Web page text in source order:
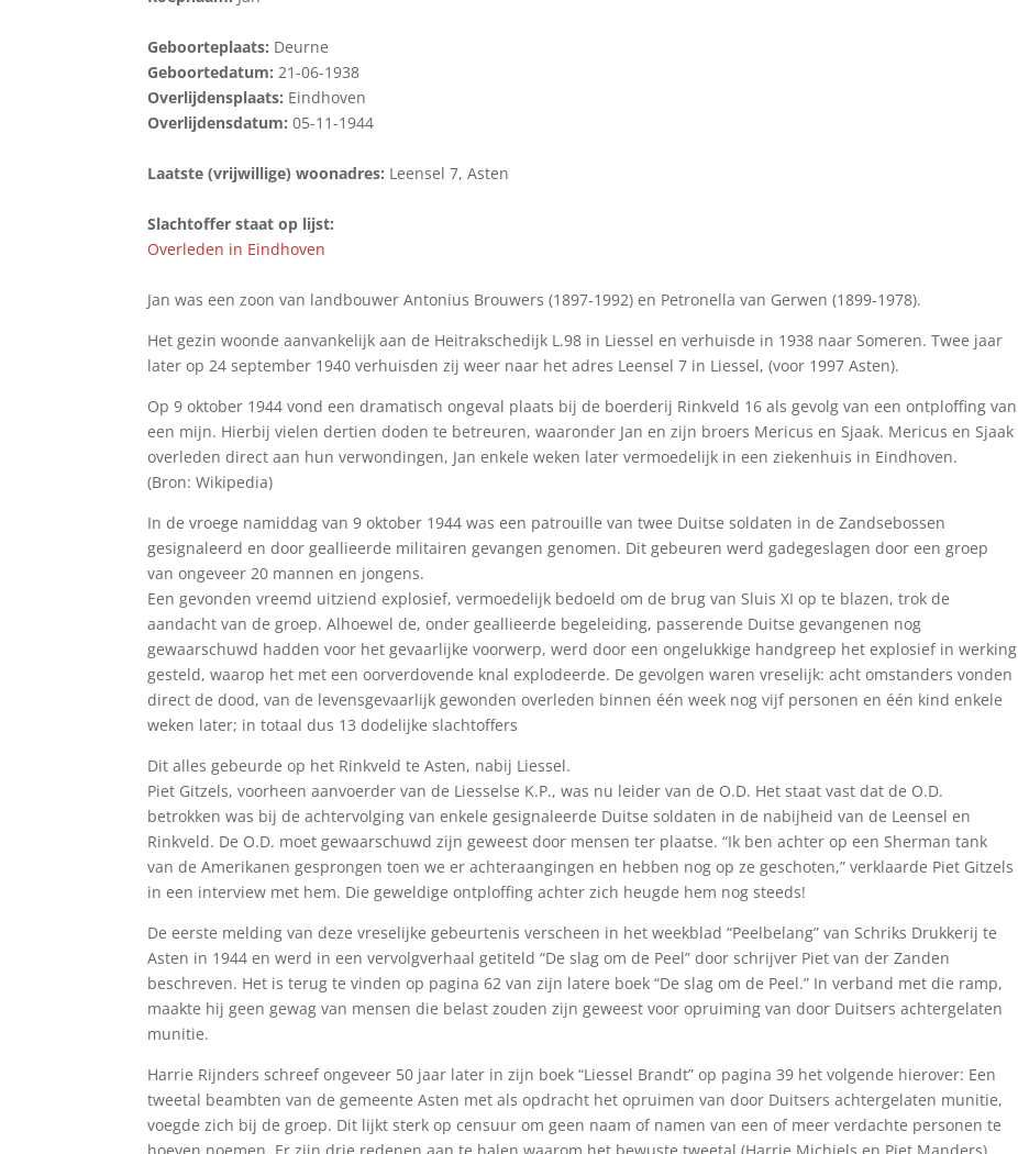
Geboorteplaats: Deurne
Geboortedatum:21-06-1938
Overlijdensplaats: Eindhoven
Overlijdensdatum:05-11-1944
Laatste (vrijwillige) woonadres: Leensel 7, Asten
Slachtoffer staat op lijst:
Overleden in Eindhoven
Jan was een zoon van landbouwer Antonius Brouwers (1897-1992) en Petronella van Gerwen (1899-1978).
Het gezin woonde aanvankelijk aan de Heitrakschedijk L.98 in Liessel en verhuisde in 1938 naar Someren. Twee jaar
later op 24 september 1940 verhuisden zij weer naar het adres Leensel 7 in Liessel, (voor 1997 Asten).
Op 9 oktober 1944 vond een dramatisch ongeval plaats bij de boerderij Rinkveld 16 als gevolg van een ontploffing van
een mijn. Hierbij vielen dertien doden te betreuren, waaronder Jan en zijn broers Mericus en Sjaak. Mericus en Sjaak
overleden direct aan hun verwondingen, Jan enkele weken later vermoedelijk in een ziekenhuis in Eindhoven.
(Bron: Wikipedia)
In de vroege namiddag van 9 oktober 1944 was een patrouille van twee Duitse soldaten in de Zandsebossen
gesignaleerd en door geallieerde militairen gevangen genomen. Dit gebeuren werd gadegeslagen door een groep
van ongeveer 20 mannen en jongens.
Een gevonden vreemd uitziend explosief, vermoedelijk bedoeld om de brug van Sluis XI op te blazen, trok de
aandacht van de groep. Alhoewel de, onder geallieerde begeleiding, passerende Duitse gevangenen nog
gewaarschuwd hadden voor het gevaarlijke voorwerp, werd door een ongelukkige handgreep het explosief in werking
gesteld, waarop het met een oorverdovende knal explodeerde. De gevolgen waren vreselijk: acht omstanders vonden
direct de dood, van de levensgevaarlijk gewonden overleden binnen één week nog vijf personen en één kind enkele
weken later; in totaal dus 13 dodelijke slachtoffers
Dit alles gebeurde op het Rinkveld te Asten, nabij Liessel.
Piet Gitzels, voorheen aanvoerder van de Liesselse K.P., was nu leider van de O.D. Het staat vast dat de O.D.
betrokken was bij de achtervolging van enkele gesignaleerde Duitse soldaten in de nabijheid van de Leensel en
Rinkveld. De O.D. moet gewaarschuwd zijn geweest door mensen ter plaatse. “Ik ben achter op een Sherman tank
van de Amerikanen gesprongen toen we er achteraangingen en hebben nog op ze geschoten,” verklaarde Piet Gitzels
in een interview met hem. Die geweldige ontploffing achter zich heugde hem nog steeds!
De eerste melding van deze vreselijke gebeurtenis verscheen in het weekblad “Peelbelang” van Schriks Drukkerij te
Asten in 1944 en werd in een vervolgverhaal getiteld “De slag om de Peel” door schrijver Piet van der Zanden
beschreven. Het is terug te vinden op pagina 62 van zijn latere boek “De slag om de Peel.” In verband met die ramp,
maakte hij geen gewag van mensen die belast zouden zijn geweest voor opruiming van door Duitsers achtergelaten
munitie.
Harrie Rijnders schreef ongeveer 50 jaar later in zijn boek “Liessel Brandt” op pagina 39 het volgende hierover: Een
tweetal beambten van de gemeente Asten met als opdracht het opruimen van door Duitsers achtergelaten munitie,
voegde zich bij de groep. Dit lijkt sterk op censuur om geen naam of namen van een of meer verdachte personen te